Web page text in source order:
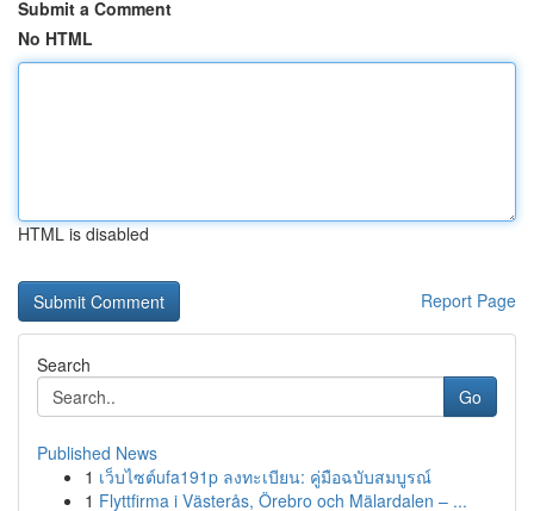
Submit a Comment
No HTML
HTML is disabled
Report Page
Search
Go
Published News
1 เว็บไซต์ufa191p ลงทะเบียน: คู่มือฉบับสมบูรณ์
1 Flyttfirma i Västerås, Örebro och Mälardalen – ...